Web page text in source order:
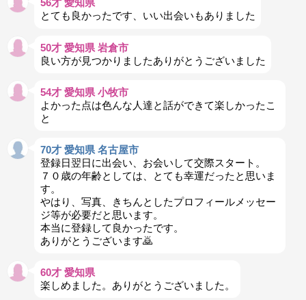
56才 愛知県
とても良かったです、いい出会いもありました
50才 愛知県 岩倉市
良い方が見つかりましたありがとうございました
54才 愛知県 小牧市
よかった点は色んな人達と話ができて楽しかったこ
と
70才 愛知県 名古屋市
登録日翌日に出会い、お会いして交際スタート。
７０歳の年齢としては、とても幸運だったと思いま
す。
やはり、写真、きちんとしたプロフィールメッセー
ジ等が必要だと思います。
本当に登録して良かったです。
ありがとうございます🙇
60才 愛知県
楽しめました。ありがとうございました。